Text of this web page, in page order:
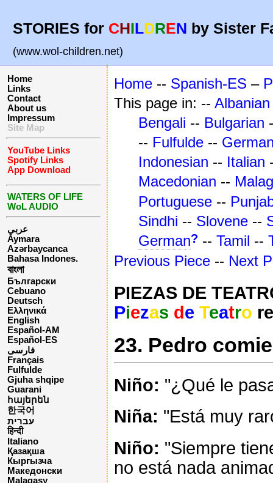
STORIES for CHILDREN by Sister
(www.wol-children.net)
Home
Links
Contact
About us
Impressum
Site Map
YouTube Links
Spotify Links
App Download
WATERS OF LIFE
WoL AUDIO
عربي
Aymara
Azərbaycanca
Bahasa Indones.
বাংলা
Български
Cebuano
Deutsch
Ελληνικά
English
Español-AM
Español-ES
فارسی
Français
Fulfulde
Gjuha shqipe
Guarani
հայերեն
한국어
עברית
हिन्दी
Italiano
Қазақша
Кыргызча
Македонски
Malagasy
Home -- Spanish-ES –
This page in: -- Albanian
Bengali -- Bulgarian
-- Fulfulde --
Indonesian -- Italian
Macedonian --
Portuguese --
Sindhi -- Slovene --
German? -- Tamil --
Previous Piece -- Next
PIEZAS DE
Piezas de Teatro
23. Pedro
Niño: "¿Qué le
Niña: "Está muy
Niño: "Siempre
no está nada